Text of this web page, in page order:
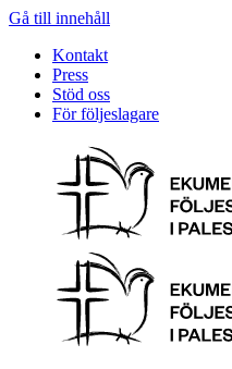
Gå till innehåll
Kontakt
Press
Stöd oss
För följeslagare